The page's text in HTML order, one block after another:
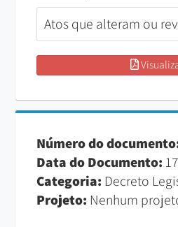
Atos que alteram ou
Número do
Data do Documento:
Categoria: Decreto
Projeto: Nenhum